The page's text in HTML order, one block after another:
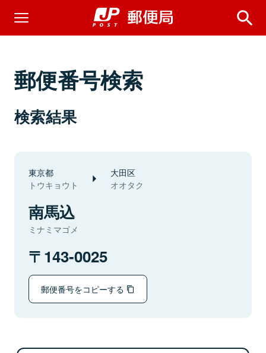
郵便番号検索
検索結果
東京都
トウキョウト
大田区
オオタク
南馬込
ミナミマゴメ
143-0025
郵便番号をコピーする